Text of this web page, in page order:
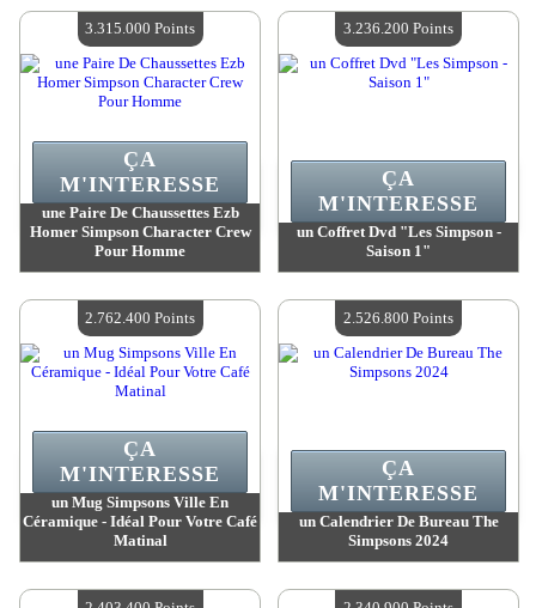
Quantité Disponible :4
Quantité Disponible :4
une Paire De Chaussettes Ezb
Homer Simpson Character Crew
Pour Homme
Quantité Disponible :4
ÇA
M'INTERESSE
3.315.000 Points
un Coffret Dvd "Les Simpson -
Saison 1"
Quantité Disponible :4
ÇA
M'INTERESSE
3.236.200 Points
un Mug Simpsons Ville En
Céramique - Idéal Pour Votre Café
Matinal
Quantité Disponible :4
ÇA
M'INTERESSE
2.762.400 Points
un Calendrier De Bureau The
Simpsons 2024
Quantité Disponible :4
ÇA
M'INTERESSE
2.526.800 Points